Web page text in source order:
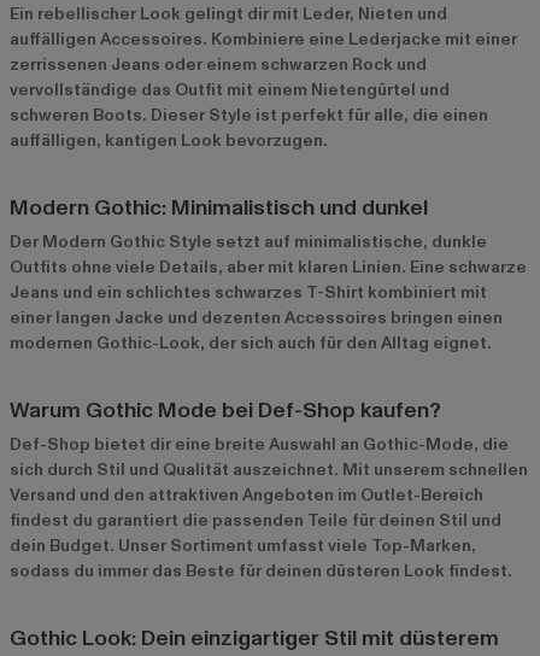
Ein rebellischer Look gelingt dir mit Leder, Nieten und
auffälligen Accessoires. Kombiniere eine Lederjacke mit einer
zerrissenen Jeans oder einem schwarzen Rock und
vervollständige das Outfit mit einem Nietengürtel und
schweren Boots. Dieser Style ist perfekt für alle, die einen
auffälligen, kantigen Look bevorzugen.
Modern Gothic: Minimalistisch und dunkel
Der Modern Gothic Style setzt auf minimalistische, dunkle
Outfits ohne viele Details, aber mit klaren Linien. Eine schwarze
Jeans und ein schlichtes schwarzes T-Shirt kombiniert mit
einer langen Jacke und dezenten Accessoires bringen einen
modernen Gothic-Look, der sich auch für den Alltag eignet.
Warum Gothic Mode bei Def-Shop kaufen?
Def-Shop bietet dir eine breite Auswahl an Gothic-Mode, die
sich durch Stil und Qualität auszeichnet. Mit unserem schnellen
Versand und den attraktiven Angeboten im Outlet-Bereich
findest du garantiert die passenden Teile für deinen Stil und
dein Budget. Unser Sortiment umfasst viele Top-Marken,
sodass du immer das Beste für deinen düsteren Look findest.
Gothic Look: Dein einzigartiger Stil mit düsterem